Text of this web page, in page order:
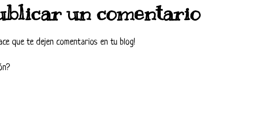
un comentario
que te dejen comentarios en tu blog!